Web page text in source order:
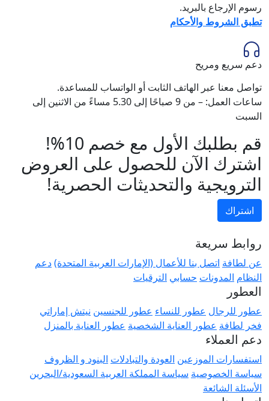
رسوم الإرجاع بالبريد.
تطبق الشروط والأحكام
دعم سريع ومريح
تواصل معنا عبر الهاتف الثابت أو الواتساب للمساعدة.
ساعات العمل: – من 9 صباحًا إلى 5.30 مساءً من الاثنين إلى
السبت
قم بطلبك الأول مع خصم 10%!
اشترك الآن للحصول على العروض
الترويجية والتحديثات الحصرية!
اشتراك
روابط سريعة
عن لطافة اتصل بنا للأعمال (الإمارات العربية المتحدة)دعم
النظام المدونات حسابي الترقيات
العطور
عطور للرجال عطور للنساء عطور للجنسين نيتش إماراتي
فخر لطافة عطور العناية الشخصية عطور العناية بالمنزل
دعم العملاء
استفسارات الموزعين العودة والتبادلات البنود و الظروف
سياسة الخصوصية سياسة المملكة العربية السعودية/البحرين
الأسئلة الشائعة